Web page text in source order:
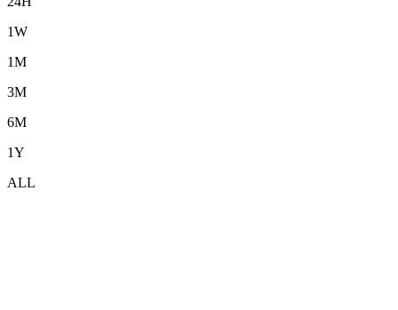
1W
1M
3M
6M
1Y
ALL